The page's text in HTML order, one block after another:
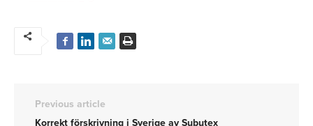
Previous article
Korrekt förskrivning i Sverige av Subutex